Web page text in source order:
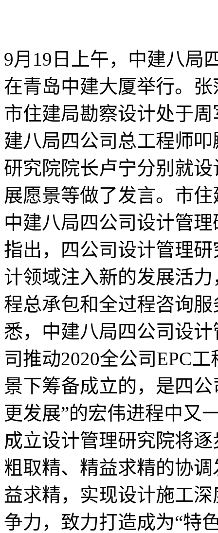
9月19日上午，中建八局
在青岛中建大厦举行。
市住建局勘察设计处于
建八局四公司总工程师
研究院院长卢宁分别就
展愿景等做了发言。市
中建八局四公司设计管
指出，四公司设计管理
计领域注入新的发展活
程总承包和全过程咨询
悉，中建八局四公司设
司推动2020全公司EPC
景下筹备成立的，是四公
更发展”的宏伟进程中又
成立设计管理研究院将
粗取精、精益求精的协
益求精，实现设计施工
争力，致力打造成为“特